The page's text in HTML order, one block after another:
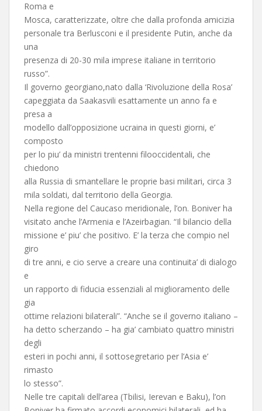
Roma e
Mosca, caratterizzate, oltre che dalla profonda amicizia
personale tra Berlusconi e il presidente Putin, anche da
una
presenza di 20-30 mila imprese italiane in territorio
russo”.
Il governo georgiano,nato dalla ‘Rivoluzione della Rosa’
capeggiata da Saakasvili esattamente un anno fa e
presa a
modello dall’opposizione ucraina in questi giorni, e’
composto
per lo piu’ da ministri trentenni filooccidentali, che
chiedono
alla Russia di smantellare le proprie basi militari, circa 3
mila soldati, dal territorio della Georgia.
Nella regione del Caucaso meridionale, l’on. Boniver ha
visitato anche l’Armenia e l’Azeirbagian. “Il bilancio della
missione e’ piu’ che positivo. E’ la terza che compio nel
giro
di tre anni, e cio serve a creare una continuita’ di dialogo
e
un rapporto di fiducia essenziali al miglioramento delle
gia
ottime relazioni bilaterali”. “Anche se il governo italiano –
ha detto scherzando – ha gia’ cambiato quattro ministri
degli
esteri in pochi anni, il sottosegretario per l’Asia e’
rimasto
lo stesso”.
Nelle tre capitali dell’area (Tbilisi, Ierevan e Baku), l’on